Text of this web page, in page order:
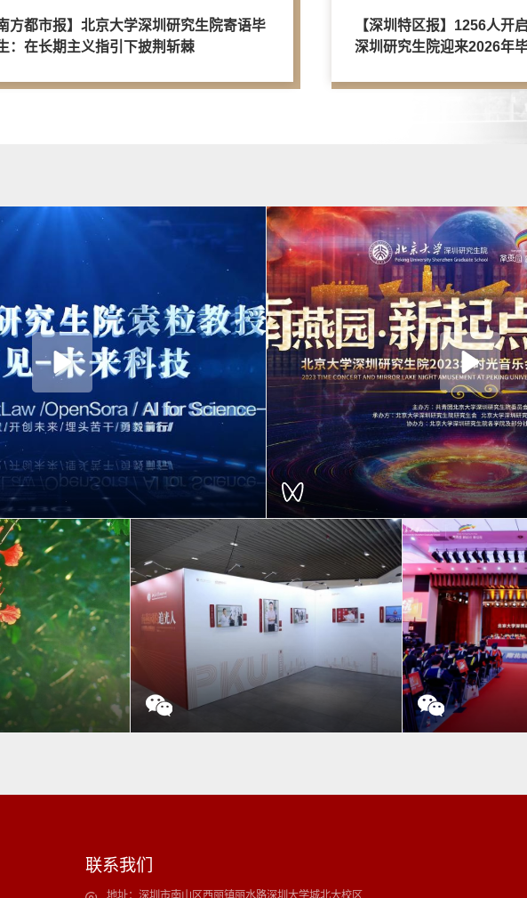
南方都市报】北京大学深圳研究生院寄语毕
：在长期主义指引下披荆斩棘
【深圳特区报】1256人开
深圳研究生院迎来2026年
深圳直通车栏目于6月10日播出了北京大学深圳
的专题报道
“南燕园·新起点·新征程”北京大学深
暨镜湖之夜游园会圆满结束
联系我们
地址：深圳市南山区西丽镇丽水路深圳大学城北大校区